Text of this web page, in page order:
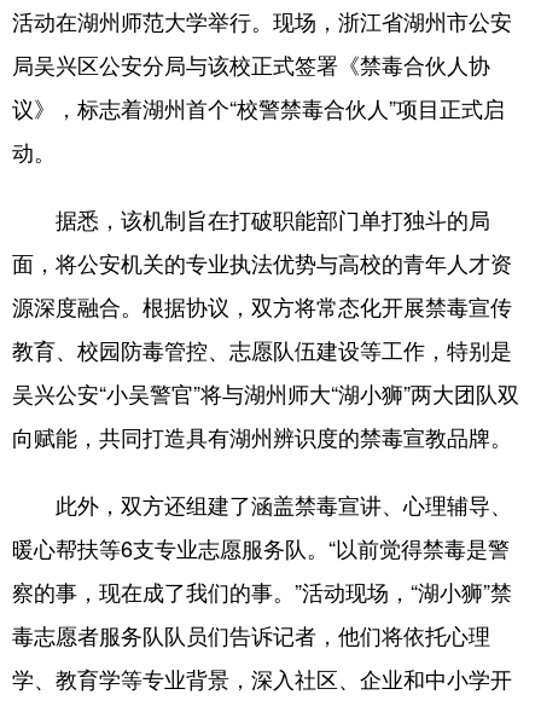
活动在湖州师范大学举行。现场，浙江省湖州市公安
局吴兴区公安分局与该校正式签署《禁毒合伙人协
议》，标志着湖州首个“校警禁毒合伙人”项目正式启
动。
据悉，该机制旨在打破职能部门单打独斗的局
面，将公安机关的专业执法优势与高校的青年人才资
源深度融合。根据协议，双方将常态化开展禁毒宣传
教育、校园防毒管控、志愿队伍建设等工作，特别是
吴兴公安“小吴警官”将与湖州师大“湖小狮”两大团队双
向赋能，共同打造具有湖州辨识度的禁毒宣教品牌。
此外，双方还组建了涵盖禁毒宣讲、心理辅导、
暖心帮扶等6支专业志愿服务队。“以前觉得禁毒是警
察的事，现在成了我们的事。”活动现场，“湖小狮”禁
毒志愿者服务队队员们告诉记者，他们将依托心理
学、教育学等专业背景，深入社区、企业和中小学开